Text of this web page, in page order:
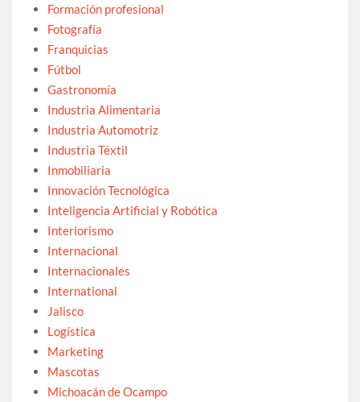
Formación profesional
Fotografía
Franquicias
Fútbol
Gastronomía
Industria Alimentaria
Industria Automotriz
Industria Téxtil
Inmobiliaria
Innovación Tecnológica
Inteligencia Artificial y Robótica
Interiorismo
Internacional
Internacionales
International
Jalisco
Logística
Marketing
Mascotas
Michoacán de Ocampo